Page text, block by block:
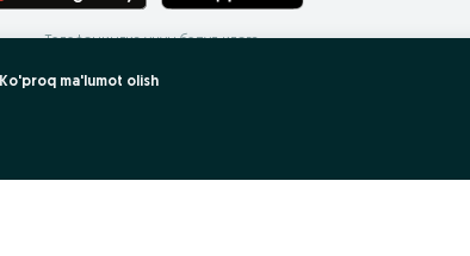
Телефонингиз учун бепул илова
Ko'proq ma'lumot olish